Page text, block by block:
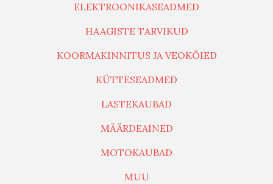
ELEKTROONIKASEADMED
HAAGISTE TARVIKUD
KOORMAKINNITUS JA VEOKÖIED
KÜTTESEADMED
LASTEKAUBAD
MÄÄRDEAINED
MOTOKAUBAD
MUU